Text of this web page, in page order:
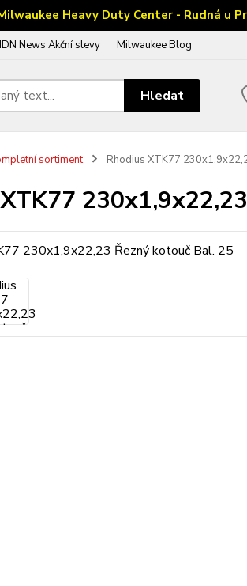
Heavy Duty Center - Rudná u
News Akční slevy Milwaukee Blog
Hledat
sortiment Rhodius XTK77